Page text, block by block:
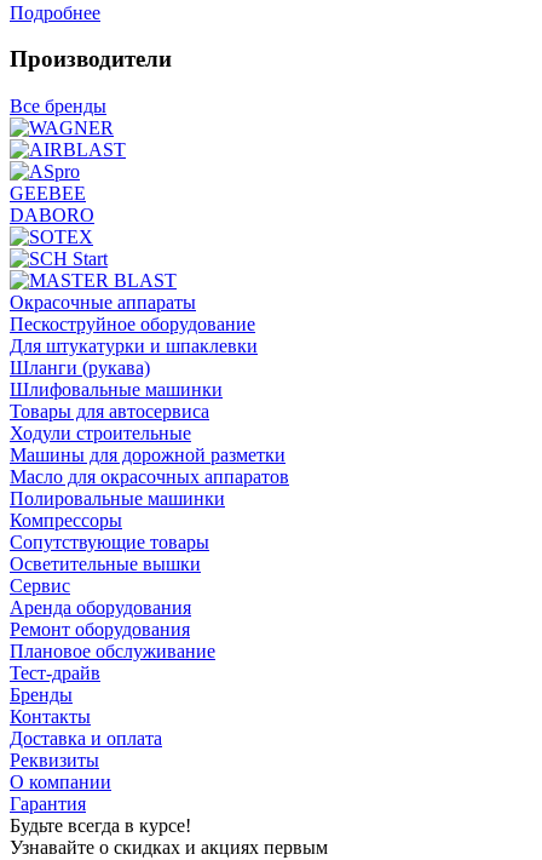
Подробнее
Производители
Все бренды
GEEBEE
DABORO
Окрасочные аппараты
Пескоструйное оборудование
Для штукатурки и шпаклевки
Шланги (рукава)
Шлифовальные машинки
Товары для автосервиса
Ходули строительные
Машины для дорожной разметки
Масло для окрасочных аппаратов
Полировальные машинки
Компрессоры
Сопутствующие товары
Осветительные вышки
Сервис
Аренда оборудования
Ремонт оборудования
Плановое обслуживание
Тест-драйв
Бренды
Контакты
Доставка и оплата
Реквизиты
О компании
Гарантия
Будьте всегда в курсе!
Узнавайте о скидках и акциях первым